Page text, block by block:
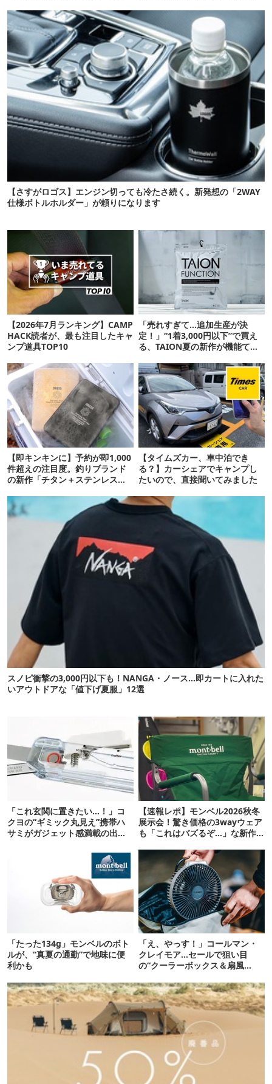
【さすがロゴス】エンジン切っても冷たさ続く。新発想の「2WAY
仕様ボトルホルダー」が頼りになります
【2026年7月ランキング】CAMP
HACK読者が、最も注目したキャ
ンプ道具TOP10
「売れすぎて…追加生産が決
定！」“1着3,000円以下”で買え
る、TAION夏の新作が機能てん
【即キンキンに】予約が即1,000
件超えの注目度。釣りブランド
の新作「チタン＋ステンレスの
【タイムズカー、車中泊でき
る？】カーシェアでキャンプし
たいので、直接聞いてみました
スノピ衝撃の3,000円以下も！NANGA・ノース…即カートに入れた
いアウトドアな「値下げ夏服」12選
「これ玄関に置きたい…！」コ
クヨの“ギミック丸見え”携帯ハ
サミがガジェット感満載の出来
【速報レポ】モンベル2026秋冬
展示会！驚き価格の3wayウェア
も「これはバズるぞ…」な新作
「たった134g」モンベルのボト
ルが、“真夏の通勤”で地味に便
利かも
「え、やっす！」コールマン・
クレイモア…セールで狙い目
の“クーラーボックス＆扇風